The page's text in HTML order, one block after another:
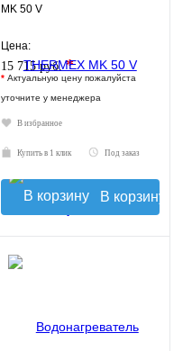
MK 50 V
Цена:
15 715 руб.*
* Актуальную цену пожалуйста
уточните у менеджера
В избранное
Купить в 1 клик Под заказ
В корзину